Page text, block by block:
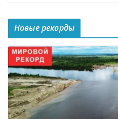
Новые рекорды